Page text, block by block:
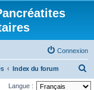
Connexion
Index du forum
e
Langue :